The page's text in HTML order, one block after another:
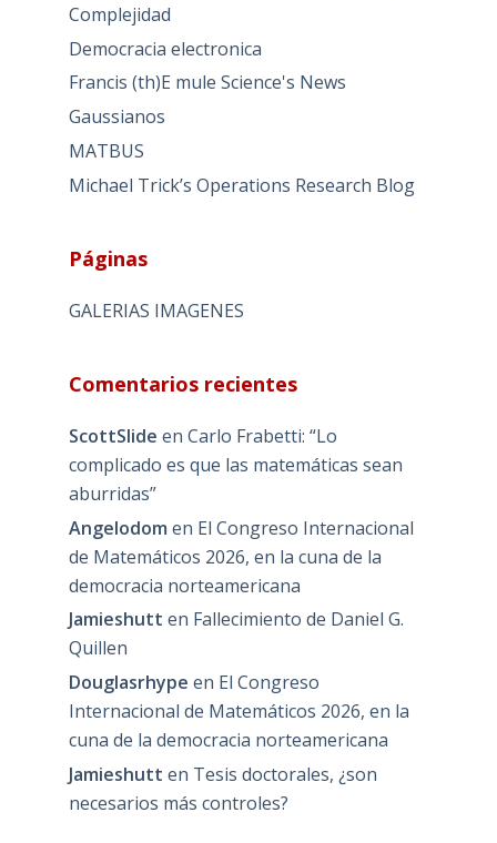
Complejidad
Democracia electronica
Francis (th)E mule Science's News
Gaussianos
MATBUS
Michael Trick’s Operations Research Blog
Páginas
GALERIAS IMAGENES
Comentarios recientes
ScottSlide en Carlo Frabetti: “Lo
complicado es que las matemáticas sean
aburridas”
Angelodom en El Congreso Internacional
de Matemáticos 2026, en la cuna de la
democracia norteamericana
Jamieshutt en Fallecimiento de Daniel G.
Quillen
Douglasrhype en El Congreso
Internacional de Matemáticos 2026, en la
cuna de la democracia norteamericana
Jamieshutt en Tesis doctorales, ¿son
necesarios más controles?